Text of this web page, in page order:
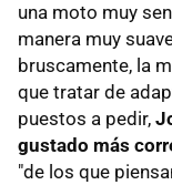
una moto muy
manera muy
bruscamente, la
que tratar de
puestos a pedir,
gustado más
"de los que